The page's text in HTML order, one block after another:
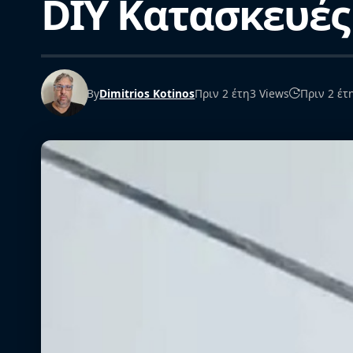
DIY Κατασκευές
ByDimitrios KotinosΠριν 2 έτη3 Views Πριν 2